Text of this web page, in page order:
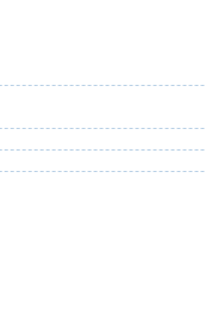
20 шт: